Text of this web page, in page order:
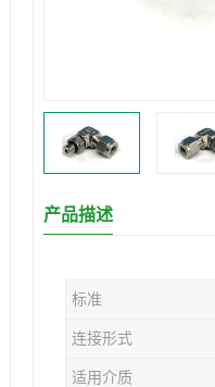
产品描述
标准
连接形式
适用介质